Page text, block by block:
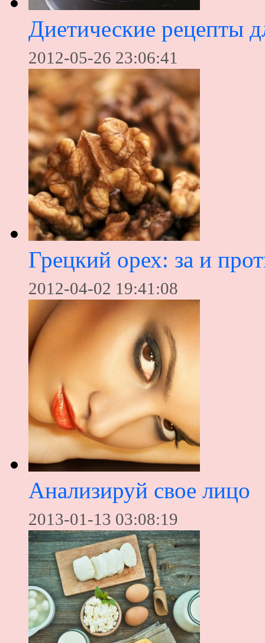
Диетические рецепты
2012-05-26 23:06:41
Грецкий орех: за и
2012-04-02 19:41:08
Анализируй свое лицо
2013-01-13 03:08:19